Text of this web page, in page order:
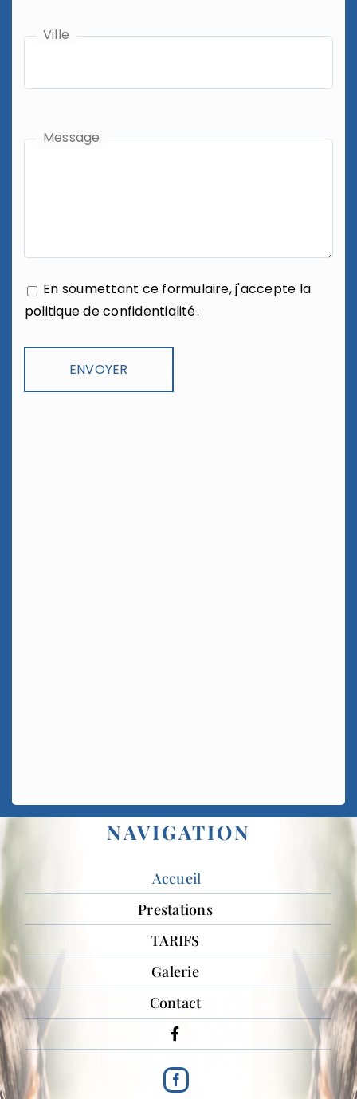
Ville
Message
En soumettant ce formulaire, j'accepte la
politique de confidentialité.
NAVIGATION
Accueil
Prestations
TARIFS
Galerie
Contact